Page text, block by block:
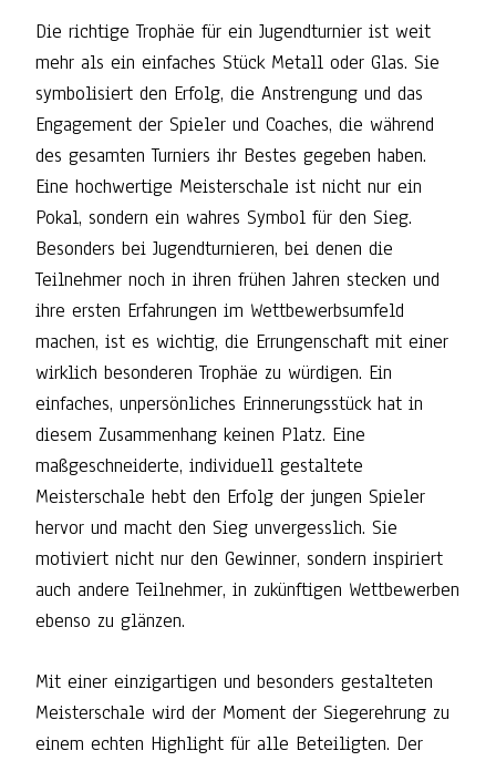
Die richtige Trophäe für ein Jugendturnier ist weit
mehr als ein einfaches Stück Metall oder Glas. Sie
symbolisiert den Erfolg, die Anstrengung und das
Engagement der Spieler und Coaches, die während
des gesamten Turniers ihr Bestes gegeben haben.
Eine hochwertige Meisterschale ist nicht nur ein
Pokal, sondern ein wahres Symbol für den Sieg.
Besonders bei Jugendturnieren, bei denen die
Teilnehmer noch in ihren frühen Jahren stecken und
ihre ersten Erfahrungen im Wettbewerbsumfeld
machen, ist es wichtig, die Errungenschaft mit einer
wirklich besonderen Trophäe zu würdigen. Ein
einfaches, unpersönliches Erinnerungsstück hat in
diesem Zusammenhang keinen Platz. Eine
maßgeschneiderte, individuell gestaltete
Meisterschale hebt den Erfolg der jungen Spieler
hervor und macht den Sieg unvergesslich. Sie
motiviert nicht nur den Gewinner, sondern inspiriert
auch andere Teilnehmer, in zukünftigen Wettbewerben
ebenso zu glänzen.
Mit einer einzigartigen und besonders gestalteten
Meisterschale wird der Moment der Siegerehrung zu
einem echten Highlight für alle Beteiligten. Der